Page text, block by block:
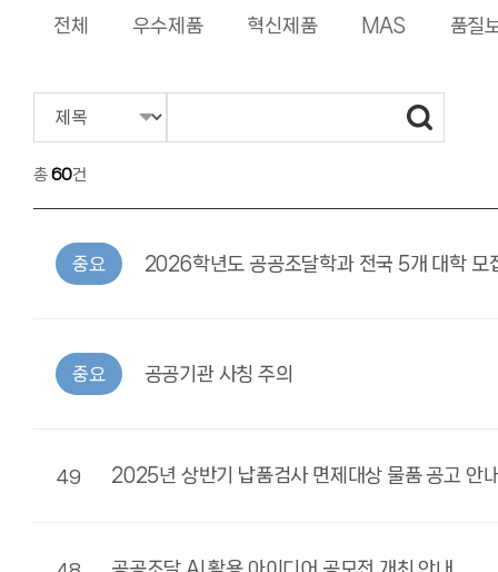
전체 우수제품 혁신제품 MAS 품질
총60건
중요 2026학년도 공공조달학과 전국 5개 대학 모
중요 공공기관 사칭 주의
49 2025년 상반기 납품검사 면제대상 물품 공고 안내